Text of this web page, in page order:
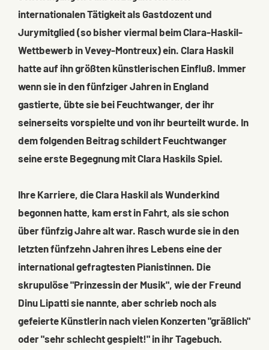
internationalen Tätigkeit als Gastdozent und
Jurymitglied (so bisher viermal beim Clara-Haskil-
Wettbewerb in Vevey-Montreux) ein. Clara Haskil
hatte auf ihn größten künstlerischen Einfluß. Immer
wenn sie in den fünfziger Jahren in England
gastierte, übte sie bei Feuchtwanger, der ihr
seinerseits vorspielte und von ihr beurteilt wurde. In
dem folgenden Beitrag schildert Feuchtwanger
seine erste Begegnung mit Clara Haskils Spiel.
Ihre Karriere, die Clara Haskil als Wunderkind
begonnen hatte, kam erst in Fahrt, als sie schon
über fünfzig Jahre alt war. Rasch wurde sie in den
letzten fünfzehn Jahren ihres Lebens eine der
international gefragtesten Pianistinnen. Die
skrupulöse "Prinzessin der Musik", wie der Freund
Dinu Lipatti sie nannte, aber schrieb noch als
gefeierte Künstlerin nach vielen Konzerten "gräßlich"
oder "sehr schlecht gespielt!" in ihr Tagebuch.